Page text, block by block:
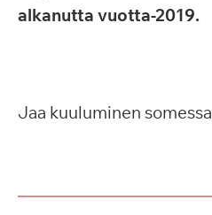
alkanutta vuotta-2019.
Jaa kuuluminen somessa